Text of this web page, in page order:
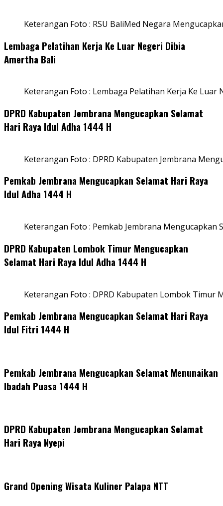
Keterangan Foto : RSU BaliMed Negara
Lembaga Pelatihan Kerja Ke Luar Negeri Dibia
Amertha Bali
Keterangan Foto : Lembaga Pelatihan Kerja Ke Luar
DPRD Kabupaten Jembrana Mengucapkan Selamat
Hari Raya Idul Adha 1444 H
Keterangan Foto : DPRD Kabupaten Jembrana
Pemkab Jembrana Mengucapkan Selamat Hari Raya
Idul Adha 1444 H
Keterangan Foto : Pemkab Jembrana Mengucapkan
DPRD Kabupaten Lombok Timur Mengucapkan
Selamat Hari Raya Idul Adha 1444 H
Keterangan Foto : DPRD Kabupaten Lombok Timur
Pemkab Jembrana Mengucapkan Selamat Hari Raya
Idul Fitri 1444 H
Pemkab Jembrana Mengucapkan Selamat Menunaikan
Ibadah Puasa 1444 H
DPRD Kabupaten Jembrana Mengucapkan Selamat
Hari Raya Nyepi
Grand Opening Wisata Kuliner Palapa NTT